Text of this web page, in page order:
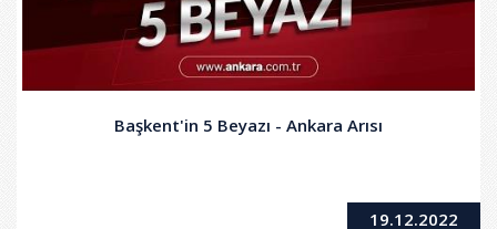
Başkent'in 5 Beyazı - Ankara Arısı
19.12.2022